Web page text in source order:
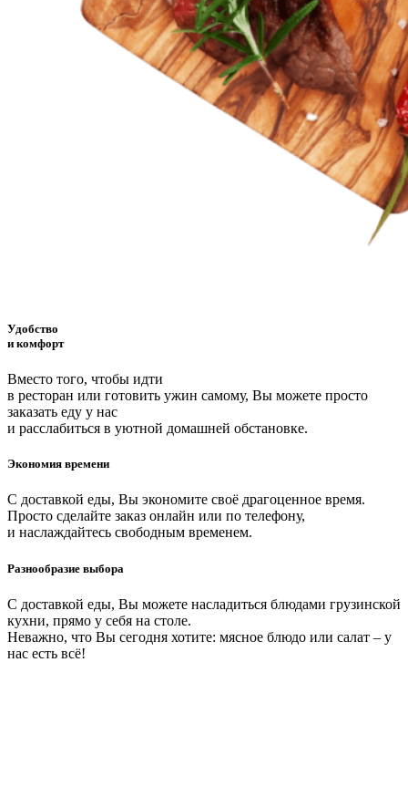
Удобство
и комфорт
Вместо того, чтобы идти
в ресторан или готовить ужин самому, Вы можете просто
заказать еду у нас
и расслабиться в уютной домашней обстановке.
Экономия времени
С доставкой еды, Вы экономите своё драгоценное время.
Просто сделайте заказ онлайн или по телефону,
и наслаждайтесь свободным временем.
Разнообразие выбора
С доставкой еды, Вы можете насладиться блюдами грузинской
кухни, прямо у себя на столе.
Неважно, что Вы сегодня хотите: мясное блюдо или салат – у
нас есть всё!